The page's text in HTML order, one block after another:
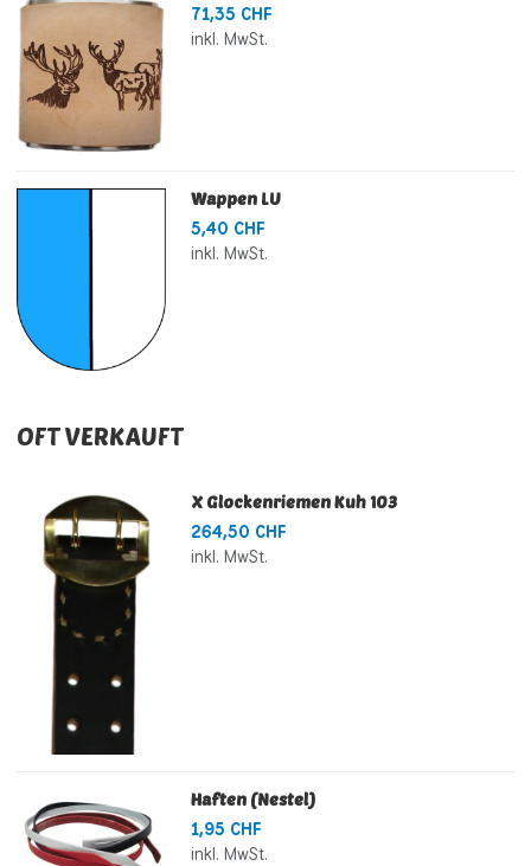
71,35 CHF
inkl. MwSt.
Wappen LU
5,40 CHF
inkl. MwSt.
OFT VERKAUFT
X Glockenriemen Kuh 103
264,50 CHF
inkl. MwSt.
Haften (Nestel)
1,95 CHF
inkl. MwSt.